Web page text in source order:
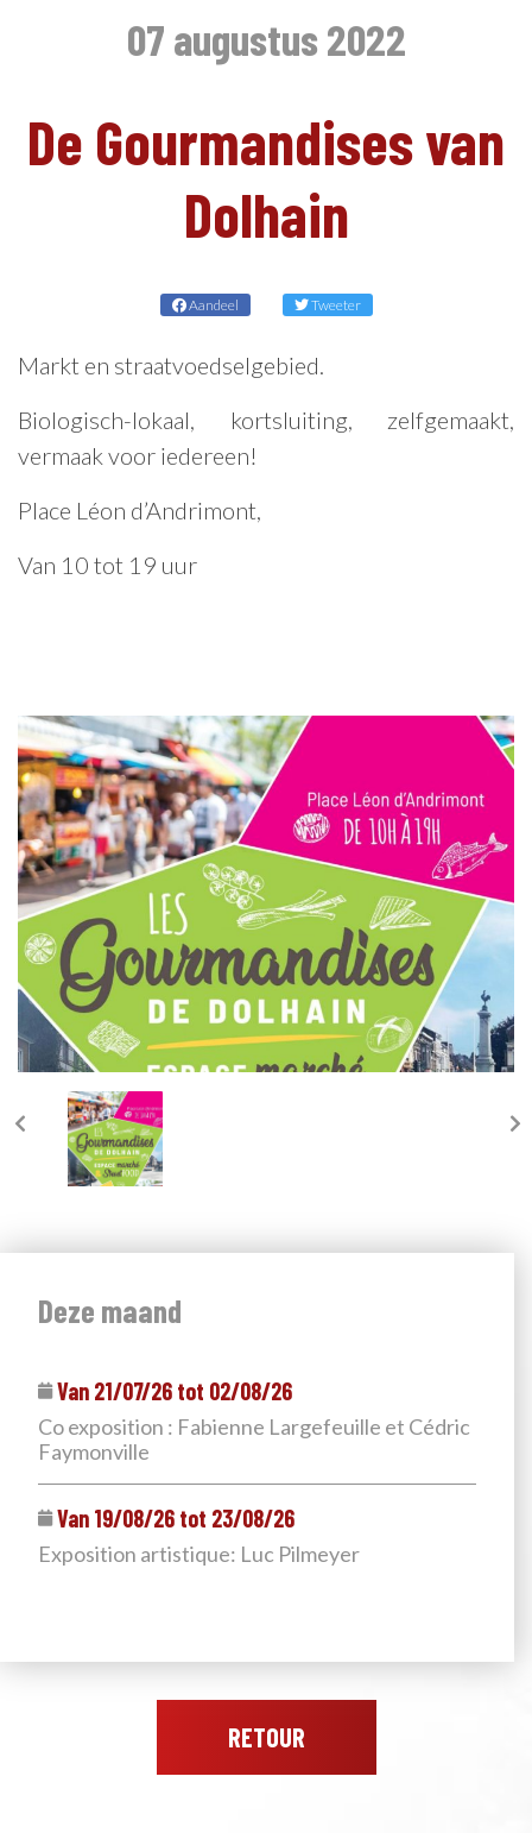
07 augustus 2022
De Gourmandises van
Dolhain
Aandeel Tweeter
Markt en straatvoedselgebied.
Biologisch-lokaal, kortsluiting, zelfgemaakt,
vermaak voor iedereen!
Place Léon d’Andrimont,
Van 10 tot 19 uur
Deze maand
Van 21/07/26 tot 02/08/26
Co exposition : Fabienne Largefeuille et Cédric
Faymonville
Van 19/08/26 tot 23/08/26
Exposition artistique: Luc Pilmeyer
RETOUR